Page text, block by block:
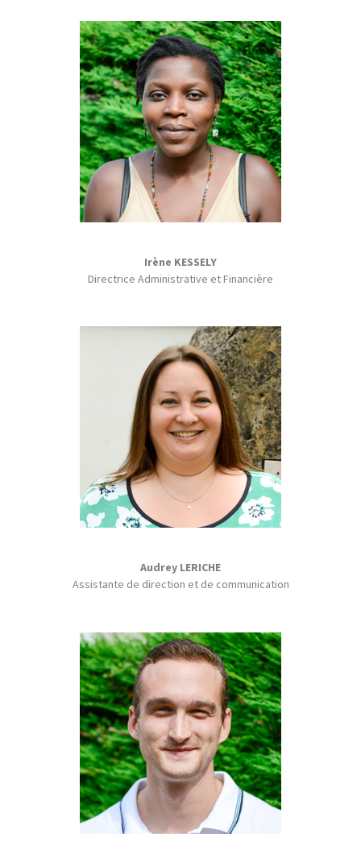
Irène KESSELY
Directrice Administrative et Financière
Audrey LERICHE
Assistante de direction et de communication